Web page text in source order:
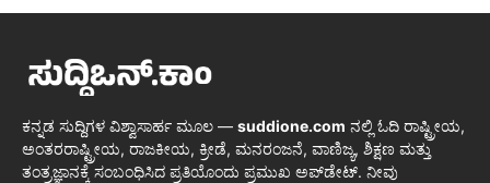
ಕನ್ನಡ ಸುದ್ದಿಗಳ ವಿಶ್ವಾಸಾರ್ಹ ಮೂಲ — suddione.com ನಲ್ಲಿ ಓದಿ ರಾಷ್ಟ್ರೀಯ,
ಅಂತರರಾಷ್ಟ್ರೀಯ, ರಾಜಕೀಯ, ಕ್ರೀಡೆ, ಮನರಂಜನೆ, ವಾಣಿಜ್ಯ, ಶಿಕ್ಷಣ ಮತ್ತು
ತಂತ್ರಜ್ಞಾನಕ್ಕೆ ಸಂಬಂಧಿಸಿದ ಪ್ರತಿಯೊಂದು ಪ್ರಮುಖ ಅಪ್‌ಡೇಟ್. ನೀವು